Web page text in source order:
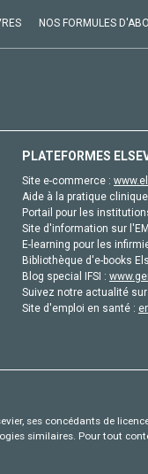
NOS FORMULES
PLATEFORMES
Site e-commerce :
Aide à la pratique
Portail pour les
Site d'information sur
E-learning pour les
Bibliothèque d'e-books
Blog special IFSI :
Suivez notre actualité
Site d'emploi en santé :
ses concédants de
similaires. Pour tout